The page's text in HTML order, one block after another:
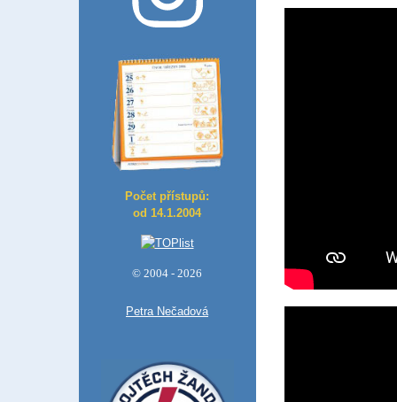
Počet přístupů:
od 14.1.2004
© 2004 - 2026
Petra Nečadová